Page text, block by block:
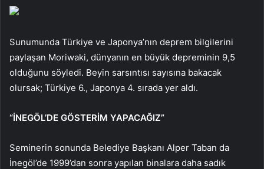
Sunumunda Türkiye ve Japonya’nın deprem bilgilerini
paylaşan Moriwaki, dünyanın en büyük depreminin 9,5
olduğunu söyledi. Beyin sarsıntısı sayısına bakacak
olursak; Türkiye 6., Japonya 4. sırada yer aldı.
“İNEGÖL’DE GÖSTERİM YAPACAĞIZ”
Seminerin sonunda Belediye Başkanı Alper Taban da
İnegöl’de 1999’dan sonra yapılan binalara daha sadık